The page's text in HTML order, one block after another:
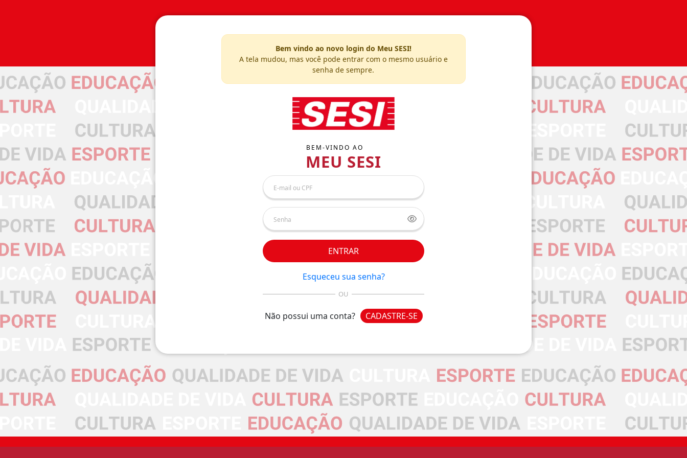
Bem vindo ao novo login do Meu SESI!
A tela mudou, mas você pode entrar com o mesmo usuário e
senha de sempre.
BEM-VINDO AO
MEU SESI
ENTRAR
Esqueceu sua senha?
OU
Não possui uma conta? CADASTRE-SE